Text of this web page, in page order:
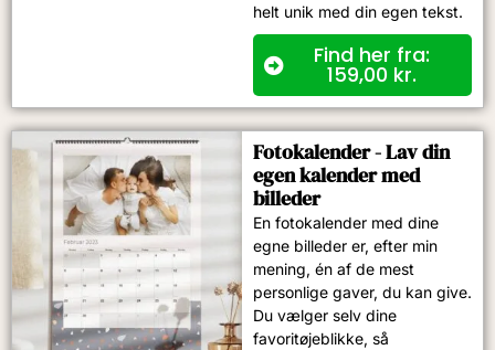
helt unik med din egen tekst.
Find her fra:
159,00 kr.
Fotokalender - Lav din
egen kalender med
billeder
En fotokalender med dine
egne billeder er, efter min
mening, én af de mest
personlige gaver, du kan give.
Du vælger selv dine
favoritøjeblikke, så